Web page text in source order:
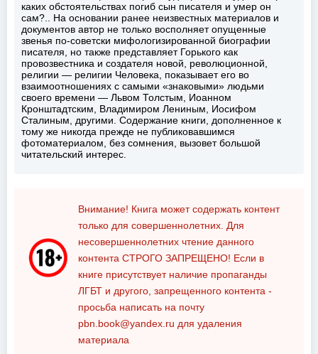
каких обстоятельствах погиб сын писателя и умер он
сам?.. На основании ранее неизвестных материалов и
документов автор не только восполняет опущенные
звенья по-советски мифологизированной биографии
писателя, но также представляет Горького как
провозвестника и создателя новой, революционной,
религии — религии Человека, показывает его во
взаимоотношениях с самыми «знаковыми» людьми
своего времени — Львом Толстым, Иоанном
Кронштадтским, Владимиром Лениным, Иосифом
Сталиным, другими. Содержание книги, дополненное к
тому же никогда прежде не публиковавшимся
фотоматериалом, без сомнения, вызовет большой
читательский интерес.
Внимание! Книга может содержать контент
только для совершеннолетних. Для
несовершеннолетних чтение данного
контента СТРОГО ЗАПРЕЩЕНО! Если в
книге присутствует наличие пропаганды
ЛГБТ и другого, запрещенного контента -
просьба написать на почту
pbn.book@yandex.ru для удаления
материала